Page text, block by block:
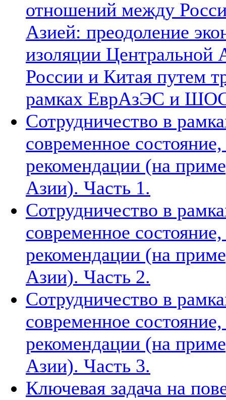
отношений между
Азией: преодоление
изоляции Центральной
России и Китая путем
рамках ЕврАзЭС и
Сотрудничество в
современное
рекомендации (на
Азии). Часть 1.
Сотрудничество в
современное
рекомендации (на
Азии). Часть 2.
Сотрудничество в
современное
рекомендации (на
Азии). Часть 3.
Ключевая задача на